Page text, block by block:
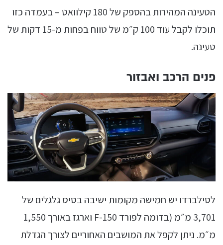
הטעינה המהירות בהספק של 180 קילוואט – בעמדה כזו
תוכלו לקבל עוד 100 ק״מ של טווח בפחות מ-15 דקות של
טעינה.
פנים הרכב ואבזור
לסילברדו יש חמישה מקומות ישיבה בסיס גלגלים של
3,701 מ״מ (בדומה לפורד F-150 וארגז באורך 1,550
מ״מ. ניתן לקפל את המושבים האחוריים לצורך הגדלת